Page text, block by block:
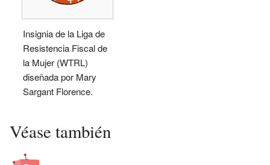
Insignia de la Liga de
Resistencia Fiscal de
la Mujer (WTRL)
diseñada por Mary
Sargant Florence.
Véase también